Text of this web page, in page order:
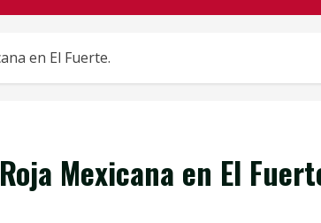
en El Fuerte.
Mexicana en El